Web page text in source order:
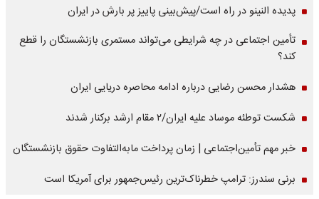
پدیده النینو در راه است/پیش‌بینی پاییز پر بارش در ایران
تأمین اجتماعی در چه شرایطی می‌تواند مستمری بازنشستگان را قطع
کند؟
هشدار محسن رضایی درباره ادامه محاصره دریایی ایران
شکست توطئه موساد علیه ایران/۲ مقام‌ ارشد برکنار شدند
خبر مهم تأمین‌اجتماعی | زمان پرداخت مابه‌التفاوت حقوق بازنشستگان
برنی سندرز: ترامپ خطرناک‌ترین رئیس‌جمهور برای آمریکا است